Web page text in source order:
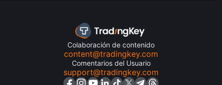
Colaboración de contenido
content@tradingkey.com
Comentarios del Usuario
support@tradingkey.com